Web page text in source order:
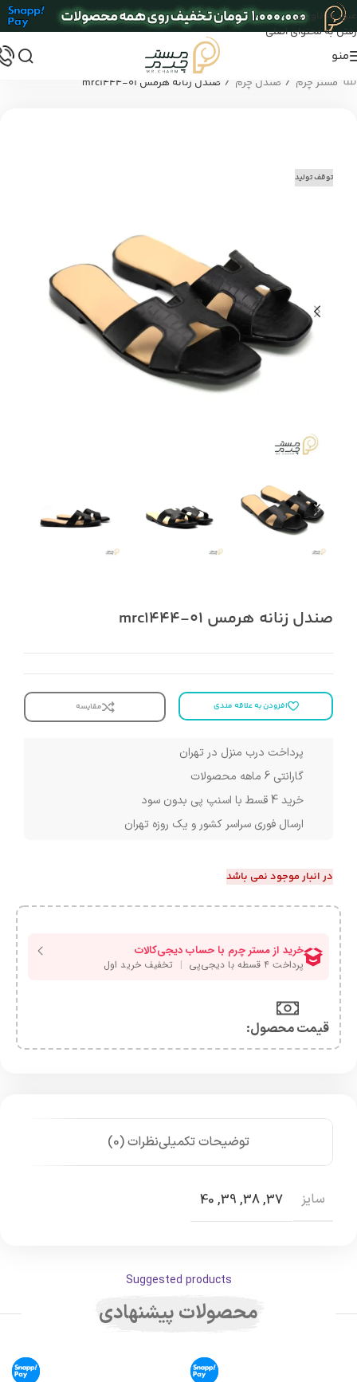
عبور به ناوبری
رفتن به محتوای اصلی
منو
مستر چرم / صندل چرم / صندل زنانه هرمس mrc1444-01
توقف تولید
صندل زنانه هرمس mrc1444-01
افزودن به علاقه مندی مقایسه
پرداخت درب منزل در تهران
گارانتی 6 ماهه محصولات
خرید 4 قسط با اسنپ پی بدون سود
ارسال فوری سراسر کشور و یک روزه تهران
در انبار موجود نمی باشد
قیمت محصول:​
توضیحات تکمیلینظرات (0)
سایز 37
,
38
,
39
,
40
Suggested products
محصولات پیشنهادی